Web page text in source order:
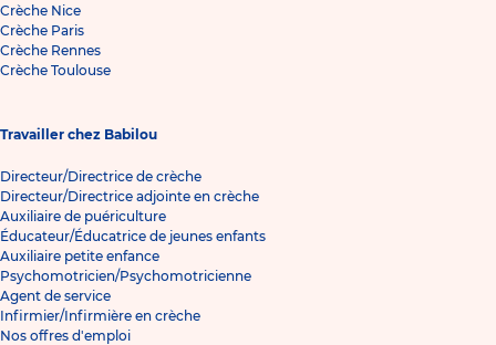
Crèche Nice
Crèche Paris
Crèche Rennes
Crèche Toulouse
Travailler chez Babilou
Directeur/Directrice de crèche
Directeur/Directrice adjointe en crèche
Auxiliaire de puériculture
Éducateur/Éducatrice de jeunes enfants
Auxiliaire petite enfance
Psychomotricien/Psychomotricienne
Agent de service
Infirmier/Infirmière en crèche
Nos offres d'emploi